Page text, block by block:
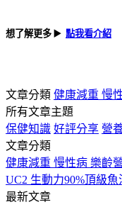
想了解更多 ▶️ 點我看介紹
文章分類 健康減重 慢
所有文章主題
保健知識 好評分享 營
文章分類
健康減重 慢性病 樂齡
UC2 生動力90%頂級魚
最新文章